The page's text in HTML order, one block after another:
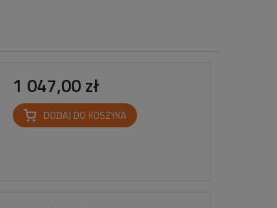
1 047,00 zł
DODAJ DO KOSZYKA